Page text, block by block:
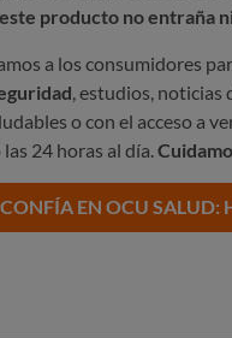
producto no entraña
a los consumidores
, estudios,
o con el acceso a
24 horas al día.
CONFÍA EN OCU SALUD: